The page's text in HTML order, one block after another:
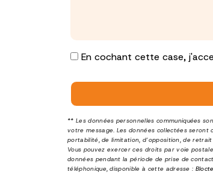
En cochant cette case,
** Les données personnelles communiquées
votre message. Les données collectées seront
portabilité, de limitation, d’opposition, de
Vous pouvez exercer ces droits par voie
données pendant la période de prise de
téléphonique, disponible à cette adresse :